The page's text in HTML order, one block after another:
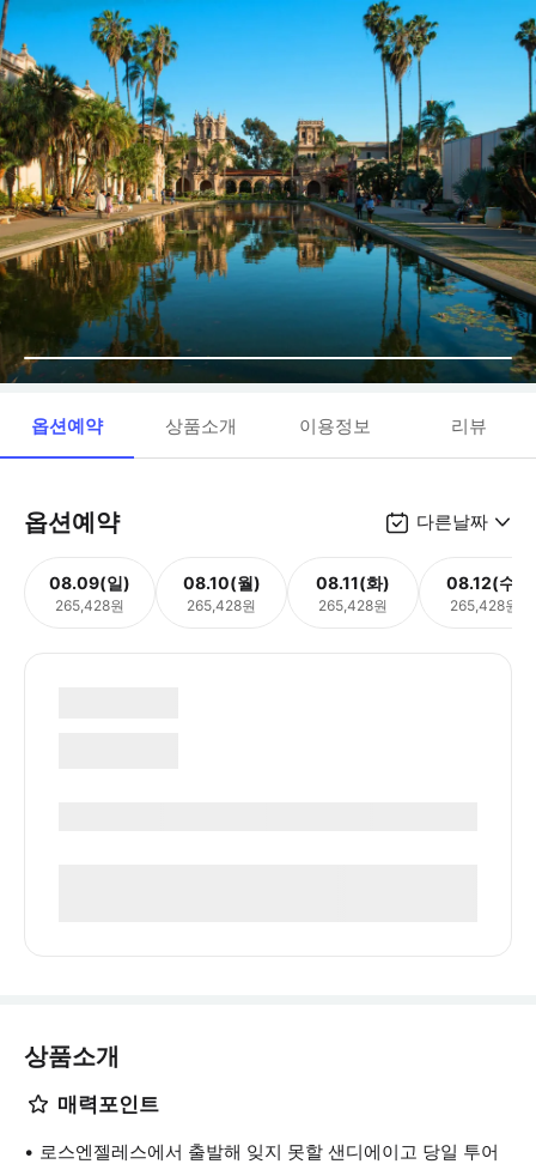
옵션예약 상품소개 이용정보 리뷰
옵션예약 다른날짜
08.09(일)
265,428원
08.10(월)
265,428원
08.11(화)
265,428원
08.12(수)
265,428원
상품소개
매력포인트
로스엔젤레스에서 출발해 잊지 못할 샌디에이고 당일 투어